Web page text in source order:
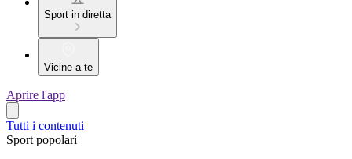
Sport in diretta
Vicine a te
Aprire l'app
Tutti i contenuti
Sport popolari